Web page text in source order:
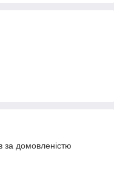
за домовленістю